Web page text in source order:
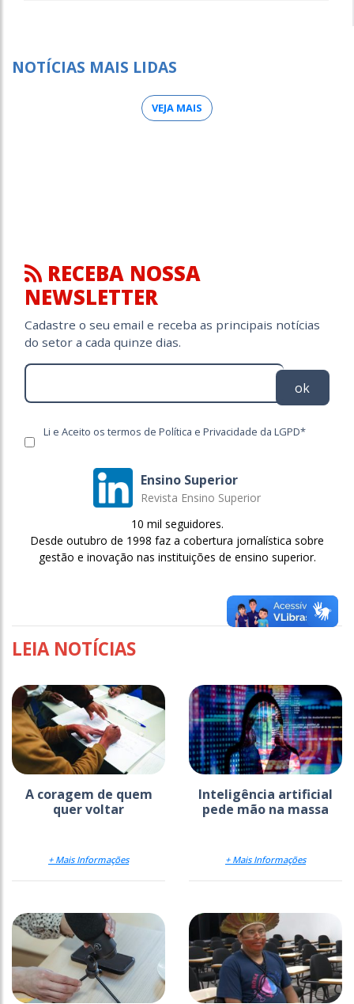
NOTÍCIAS MAIS LIDAS
VEJA MAIS
RECEBA NOSSA
NEWSLETTER
Cadastre o seu email e receba as principais notícias
do setor a cada quinze dias.
ok
Li e Aceito os termos de Política e Privacidade da LGPD*
Ensino Superior
Revista Ensino Superior
10 mil seguidores.
Desde outubro de 1998 faz a cobertura jornalística sobre
gestão e inovação nas instituições de ensino superior.
LEIA NOTÍCIAS
A coragem de quem
quer voltar
+ Mais Informações
Inteligência artificial
pede mão na massa
+ Mais Informações